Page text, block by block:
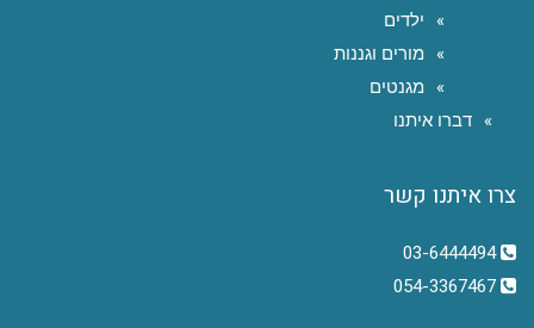
ילדים
מורים וגננות
מגנטים
דברו איתנו
צרו איתנו קשר
03-6444494